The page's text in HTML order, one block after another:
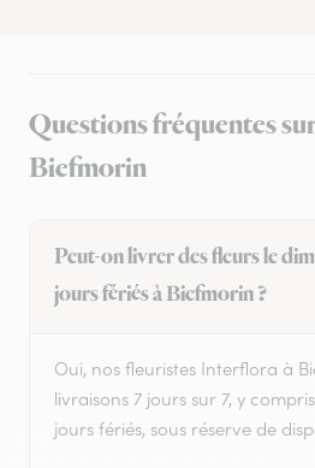
Questions fréquentes
Biefmorin
Peut-on livrer des fleurs le
jours fériés à Biefmorin ?
Oui, nos fleuristes Interflora à
livraisons 7 jours sur 7, y
jours fériés, sous réserve de